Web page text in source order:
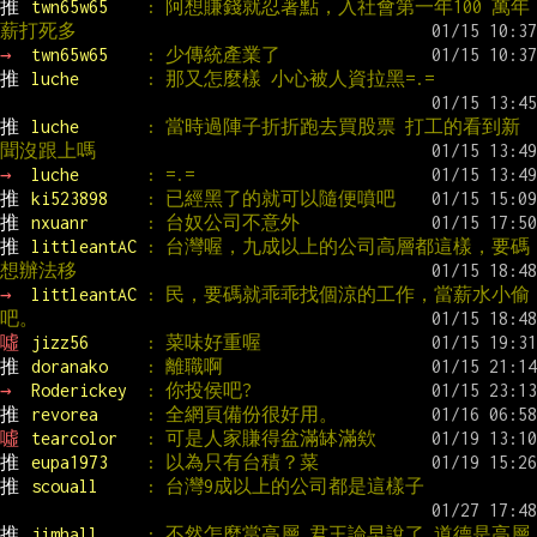
推
twn65w65
: 阿想賺錢就忍著點，入社會第一年100 萬年
薪打死多
→
twn65w65
: 少傳統產業了
推
luche : 那又怎麼樣 小心被人資拉黑=.=
推 luche
: 當時過陣子折折跑去買股票 打工的看到新
聞沒跟上嗎
→
luche
: =.=
推
ki523898
: 已經黑了的就可以隨便噴吧
推
nxuanr
: 台奴公司不意外
推
littleantAC
: 台灣喔，九成以上的公司高層都這樣，要碼
想辦法移
→
littleantAC
: 民，要碼就乖乖找個涼的工作，當薪水小偷
吧。
噓
jizz56
: 菜味好重喔
推
doranako
: 離職啊
→
Roderickey
: 你投侯吧?
推
revorea
: 全網頁備份很好用。
噓
tearcolor
: 可是人家賺得盆滿缽滿欸
推
eupa1973
: 以為只有台積？菜
推
scouall : 台灣9成以上的公司都是這樣子